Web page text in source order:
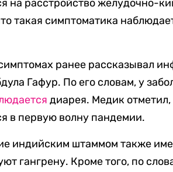
на расстройство желудочно-
такая симптоматика
ранее рассказывал
Гафур. По его словам, у
диарея. Медик
в первую волну пандемии.
индийским штаммом также
гангрену. Кроме того, по